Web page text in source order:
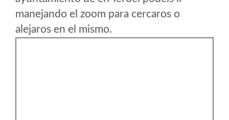
manejando el zoom para cercaros o
alejaros en el mismo.